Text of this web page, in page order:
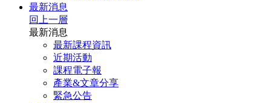
最新消息
回上一層
最新消息
最新課程資訊
近期活動
課程電子報
產業&文章分享
緊急公告